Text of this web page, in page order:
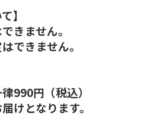
】
きません。
できません。
990円（税込）
けとなります。